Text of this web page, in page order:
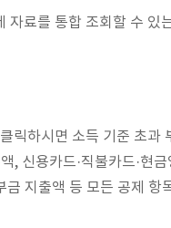
료를 통합 조회할 수 있
릭하시면 소득 기준 초과
신용카드·직불카드·현
지출액 등 모든 공제 항